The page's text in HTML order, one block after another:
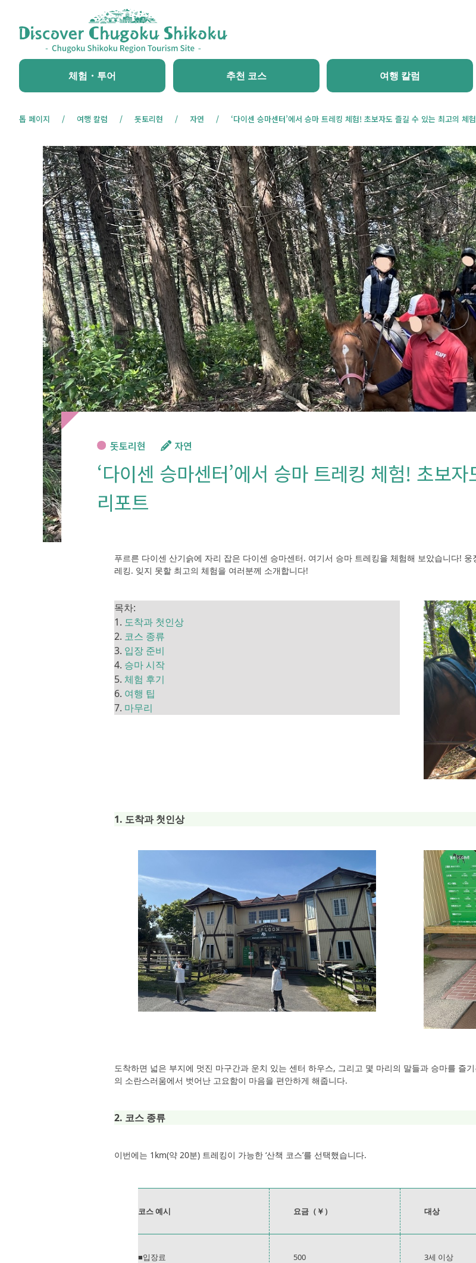
체험・투어 추천 코스 여행 칼럼
톱 페이지 여행 칼럼 돗토리현 자연 ‘다이센 승마센터’에서 승마 트레킹 체험! 초보자도 즐길 수 있는 최고의 체
돗토리현 자연
‘다이센 승마센터’에서 승마 트레킹 체험! 초보
리포트
푸르른 다이센 산기슭에 자리 잡은 다이센 승마센터. 여기서 승마 트레킹을 체험해 보았습니다!
레킹. 잊지 못할 최고의 체험을 여러분께 소개합니다!
목차:
1. 도착과 첫인상
2. 코스 종류
3. 입장 준비
4. 승마 시작
5. 체험 후기
6. 여행 팁
7. 마무리
1. 도착과 첫인상
도착하면 넓은 부지에 멋진 마구간과 운치 있는 센터 하우스, 그리고 몇 마리의 말들과 승마를 즐
의 소란스러움에서 벗어난 고요함이 마음을 편안하게 해줍니다.
2. 코스 종류
이번에는 1km(약 20분) 트레킹이 가능한 ‘산책 코스’를 선택했습니다.
코스 예시 요금（￥） 대상
■입장료 500 3세 이상